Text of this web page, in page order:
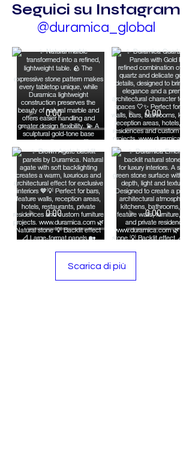
Superficie In Pietra Acid
Wash : Ottenere Una
Finitura Testurizzata E
Invecchiata In Pietra
Seguici su Instagram
@duramica_global
Scarica di più